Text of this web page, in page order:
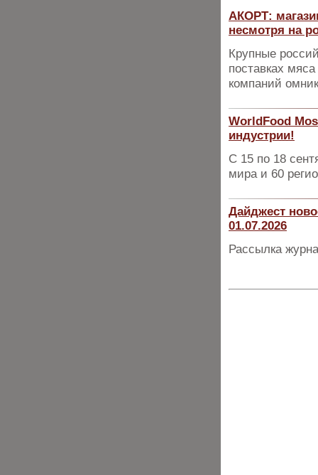
АКОРТ:
несмотря на
Крупные
поставках
компаний
WorldFood
индустрии!
С 15 по 18
мира и 60
Дайджест
01.07.2026
Рассылка